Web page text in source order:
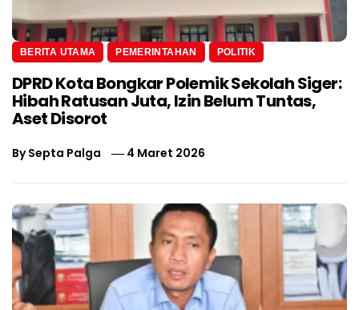
BERITA UTAMA PEMERINTAHAN POLITIK
DPRD Kota Bongkar Polemik Sekolah Siger:
Hibah Ratusan Juta, Izin Belum Tuntas,
Aset Disorot
BySepta Palga 4 Maret 2026